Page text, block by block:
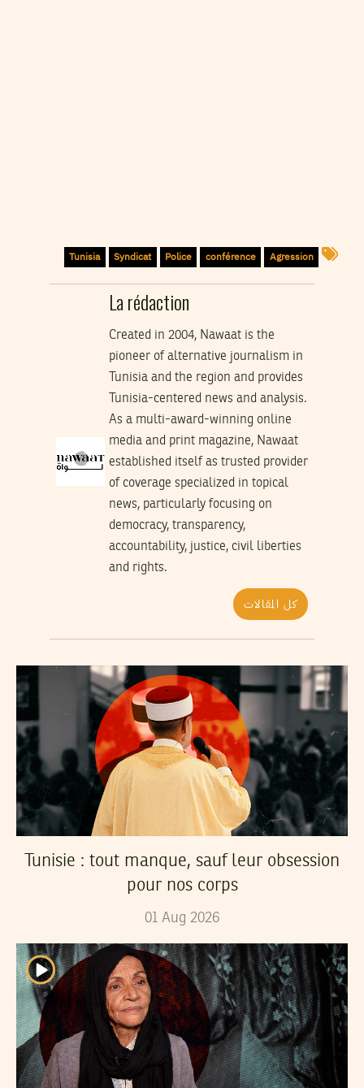
Agression
conférence
Police
Syndicat
Tunisia
La rédaction
Created in 2004, Nawaat is the
pioneer of alternative journalism in
Tunisia and the region and provides
Tunisia-centered news and analysis.
As a multi-award-winning online
media and print magazine, Nawaat
established itself as trusted provider
of coverage specialized in topical
news, particularly focusing on
democracy, transparency,
accountability, justice, civil liberties
and rights.
كل المقالات
Tunisie : tout manque, sauf leur obsession
pour nos corps
01 Aug 2026